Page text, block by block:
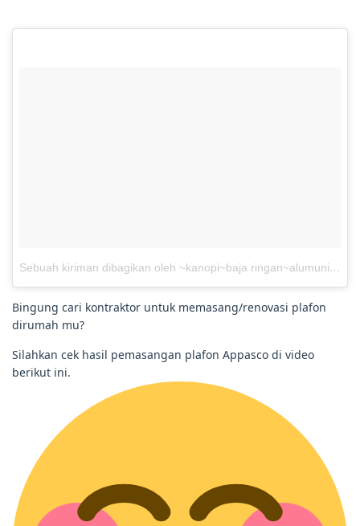
Sebuah kiriman dibagikan oleh ~kanopi~baja ringan~alumunium~ (@appasco_indonesia)
Bingung cari kontraktor untuk memasang/renovasi plafon
dirumah mu?
Silahkan cek hasil pemasangan plafon Appasco di video
berikut ini.